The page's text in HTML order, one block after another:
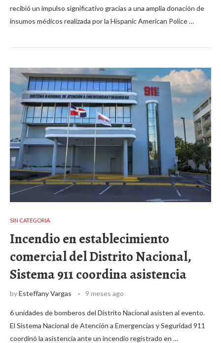
recibió un impulso significativo gracias a una amplia donación de
insumos médicos realizada por la Hispanic American Police …
SIN CATEGORIA
Incendio en establecimiento
comercial del Distrito Nacional,
Sistema 911 coordina asistencia
byEsteffany Vargas 9 meses ago
6 unidades de bomberos del Distrito Nacional asisten al evento.
El Sistema Nacional de Atención a Emergencias y Seguridad 911
coordinó la asistencia ante un incendio registrado en …